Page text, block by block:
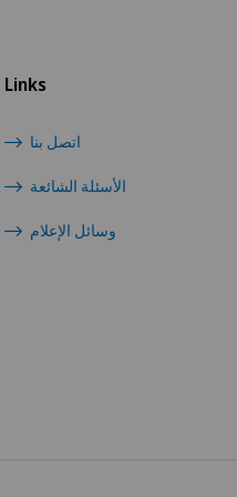
Links
اتصل بنا
الأسئلة الشائعة
وسائل الإعلام